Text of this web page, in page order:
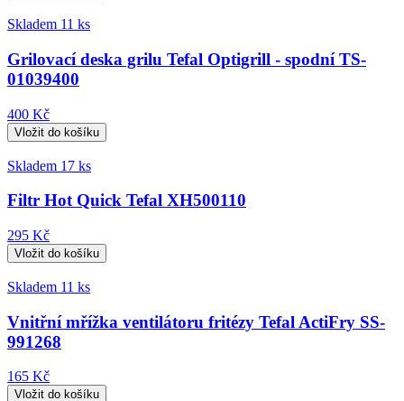
Skladem 11 ks
Grilovací deska grilu Tefal Optigrill - spodní TS-
01039400
400 Kč
Skladem 17 ks
Filtr Hot Quick Tefal XH500110
295 Kč
Skladem 11 ks
Vnitřní mřížka ventilátoru fritézy Tefal ActiFry SS-
991268
165 Kč